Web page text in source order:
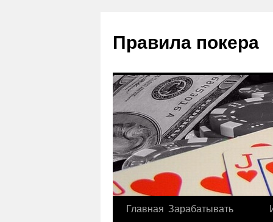
Правила покера
Главная Зарабатывать